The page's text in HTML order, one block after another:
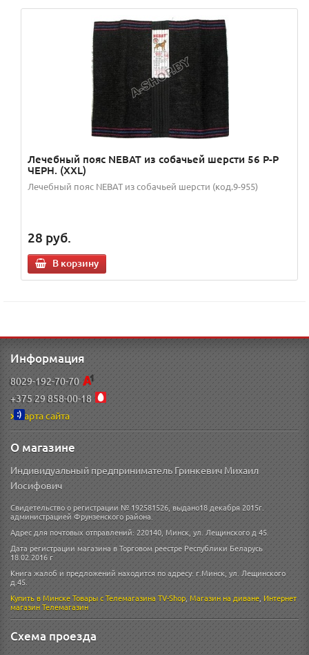
Лечебный пояс NEBAT из собачьей шерсти 56 Р-Р
ЧЕРН. (XXL)
Лечебный пояс NEBAT из собачьей шерсти (код.9-955)
28 руб.
В корзину
Информация
8029-192-70-70
+375 29 858-00-18
Карта сайта
О магазине
Индивидуальный предприниматель Гринкевич Михаил
Иосифович
Свидетельство о регистрации № 192581526, выдано18 декабря 2015г.
администрацией Фрунзенского района.
Адрес для почтовых отправлений: 220140, Минск, ул. Лещинского д 45.
Дата регистрации магазина в Торговом реестре Республики Беларусь
18.02.2016 г
Книга жалоб и предложений находится по адресу: г.Минск, ул. Лещинского
д.45.
Купить в МинскеТовары с Телемагазина TV-Shop,Магазин на диване,Интернет
магазинТелемагазин
Схема проезда